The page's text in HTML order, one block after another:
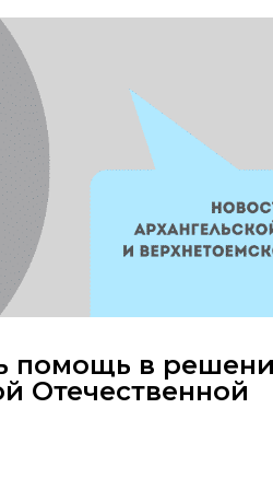
помощь в
Отечественной